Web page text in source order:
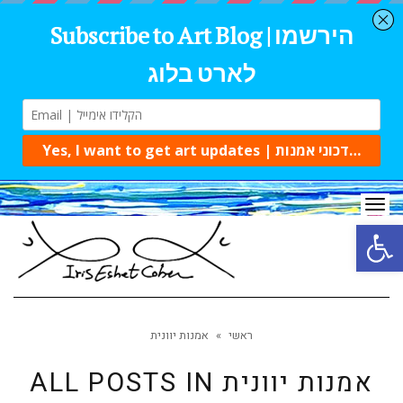
ראשי » אמנות יוונית
ALL POSTS IN אמנות יוונית